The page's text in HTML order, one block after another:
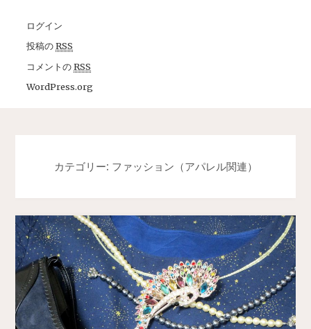
ログイン
投稿のRSS
コメントのRSS
WordPress.org
カテゴリー: ファッション（アパレル関連）